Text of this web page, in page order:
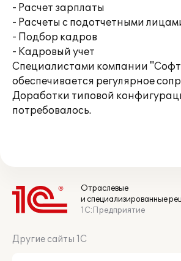
- Расчет зарплаты
- Расчеты с подотчетными
- Подбор кадров
- Кадровый учет
Специалистами компании
обеспечивается регулярное
Доработки типовой
потребовалось.
Отраслевые
и специализированные
1С:Предприятие
Другие сайты 1С